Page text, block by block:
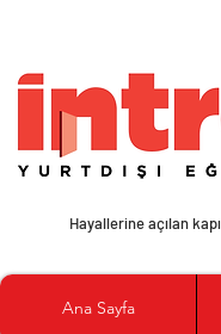
Hayallerine açılan kapı
Ana Sayfa